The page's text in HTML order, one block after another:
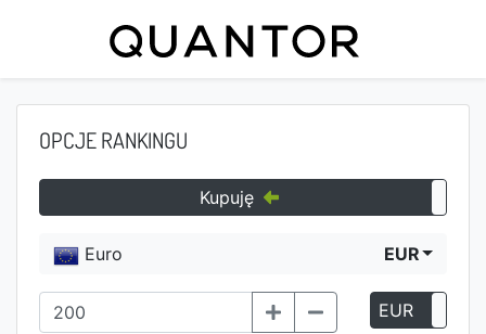
OPCJE RANKINGU
Kupuję
Euro EUR
EUR